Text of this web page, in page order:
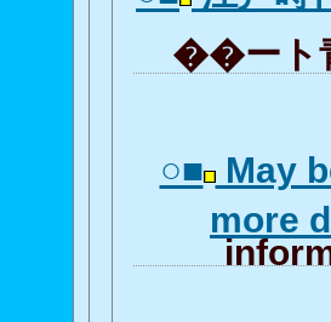
��ート
○■ May
more